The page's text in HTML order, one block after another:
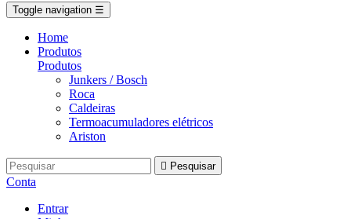
Toggle navigation ☰
Home
Produtos
Produtos
Junkers / Bosch
Roca
Caldeiras
Termoacumuladores elétricos
Ariston
 Pesquisar
Conta
Entrar